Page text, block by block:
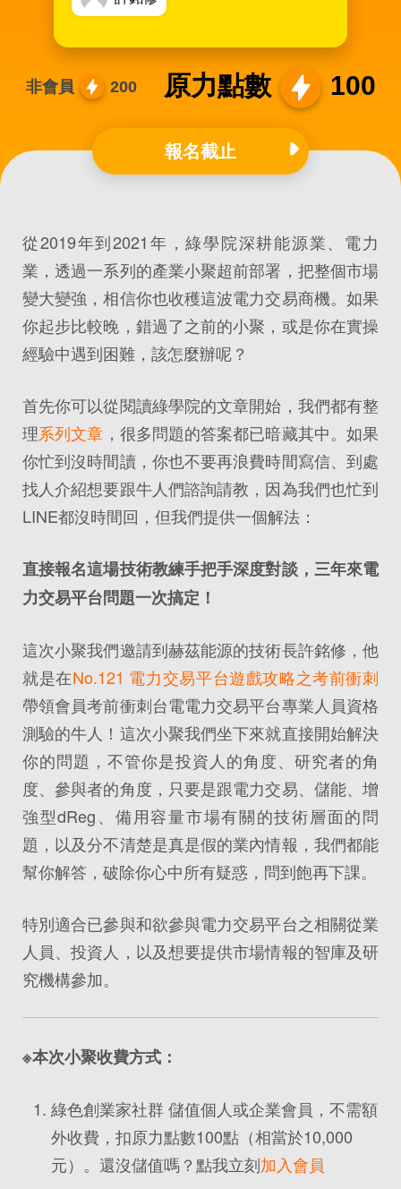
非會員 200 原力點數 100
報名截止
從2019年到2021年，綠學院深耕能源業、電力
業，透過一系列的產業小聚超前部署，把整個市場
變大變強，相信你也收穫這波電力交易商機。如果
你起步比較晚，錯過了之前的小聚，或是你在實操
經驗中遇到困難，該怎麼辦呢？
首先你可以從閱讀綠學院的文章開始，我們都有整
理系列文章 ，很多問題的答案都已暗藏其中。如果
你忙到沒時間讀，你也不要再浪費時間寫信、到處
找人介紹想要跟牛人們諮詢請教，因為我們也忙到
LINE都沒時間回，但我們提供一個解法：
直接報名這場技術教練手把手深度對談，三年來電
力交易平台問題一次搞定！
這次小聚我們邀請到赫茲能源的技術長許銘修，他
就是在No.121 電力交易平台遊戲攻略之考前衝刺
帶領會員考前衝刺台電電力交易平台專業人員資格
測驗的牛人！這次小聚我們坐下來就直接開始解決
你的問題，不管你是投資人的角度、研究者的角
度、參與者的角度，只要是跟電力交易、儲能、增
強型dReg、備用容量市場有關的技術層面的問
題，以及分不清楚是真是假的業內情報，我們都能
幫你解答，破除你心中所有疑惑，問到飽再下課。
特別適合已參與和欲參與電力交易平台之相關從業
人員、投資人，以及想要提供市場情報的智庫及研
究機構參加。
※本次小聚收費方式：
綠色創業家社群 儲值個人或企業會員，不需額
外收費，扣原力點數100點（相當於10,000
元）。還沒儲值嗎？點我立刻加入會員